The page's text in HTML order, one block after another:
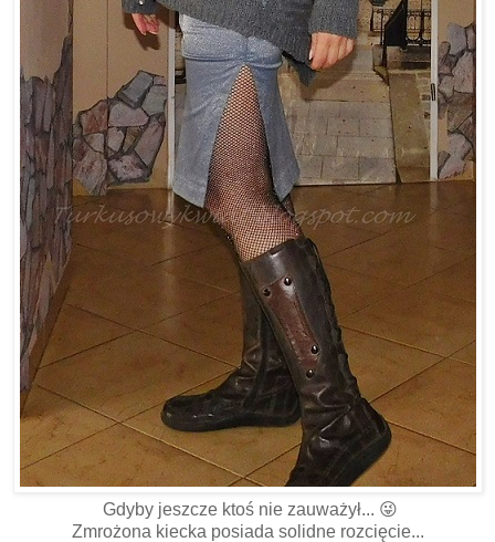
Gdyby jeszcze ktoś nie zauważył... 😜
Zmrożona kiecka posiada solidne rozcięcie...